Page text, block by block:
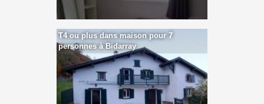
T4 ou plus dans maison pour 7
personnes à Bidarray